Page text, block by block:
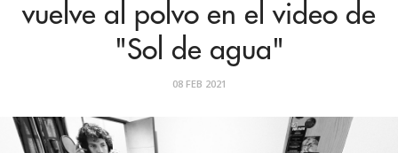
vuelve al polvo en el video de
"Sol de agua"
08 FEB 2021